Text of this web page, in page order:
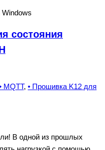
состояния
MQTT, • Прошивка K12 для
В одной из прошлых